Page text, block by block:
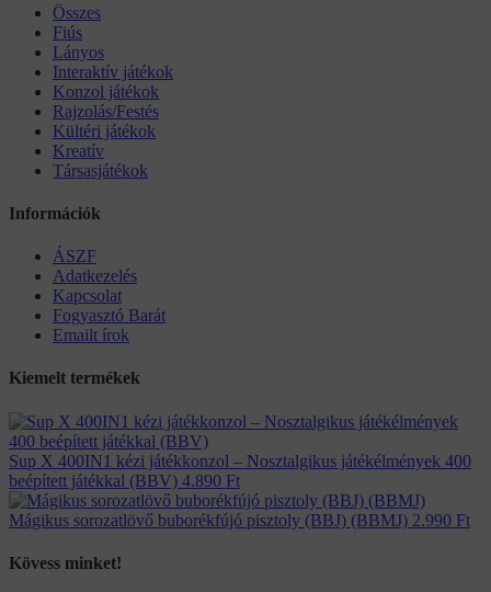
Összes
Fiús
Lányos
Interaktív játékok
Konzol játékok
Rajzolás/Festés
Kültéri játékok
Kreatív
Társasjátékok
Információk
ÁSZF
Adatkezelés
Kapcsolat
Fogyasztó Barát
Emailt írok
Kiemelt termékek
Sup X 400IN1 kézi játékkonzol – Nosztalgikus játékélmények 400
beépített játékkal (BBV) 4.890 Ft
Mágikus sorozatlövő buborékfújó pisztoly (BBJ) (BBMJ) 2.990 Ft
Kövess minket!